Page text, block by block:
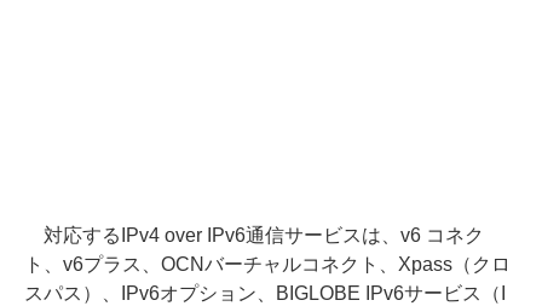
対応するIPv4 over IPv6通信サービスは、v6 コネク
ト、v6プラス、OCNバーチャルコネクト、Xpass（クロ
スパス）、IPv6オプション、BIGLOBE IPv6サービス（I